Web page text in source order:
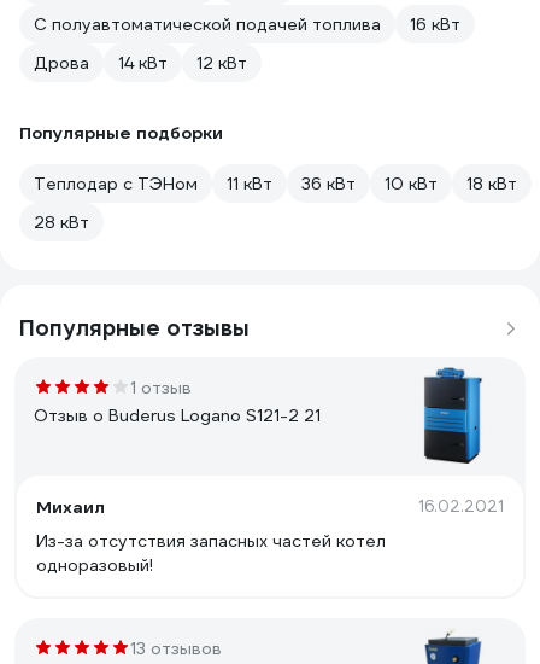
С полуавтоматической подачей топлива
16 кВт
Дрова
14 кВт 12 кВт
Популярные подборки
Теплодар с ТЭНом 11 кВт 36 кВт 10 кВт
18 кВт
28 кВт
Популярные отзывы
1 отзыв
Отзыв о Buderus Logano S121-2 21
Михаил 16.02.2021
Из-за отсутствия запасных частей котел
одноразовый!
13 отзывов